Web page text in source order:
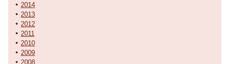
2014
2013
2012
2011
2010
2009
2008